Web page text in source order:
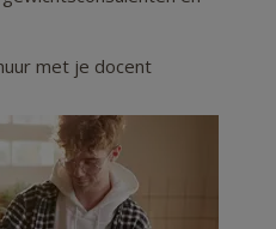
met je docent